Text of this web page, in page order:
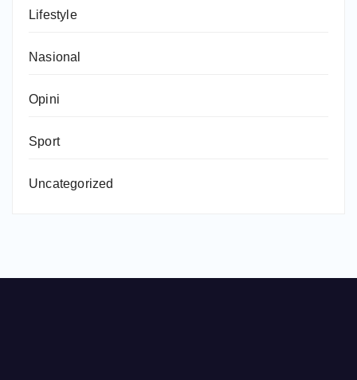
Lifestyle
Nasional
Opini
Sport
Uncategorized